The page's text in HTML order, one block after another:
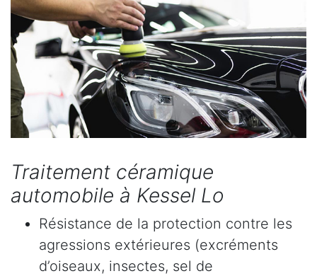
Traitement céramique
automobile à Kessel Lo
Résistance de la protection contre les
agressions extérieures (excréments
d’oiseaux, insectes, sel de